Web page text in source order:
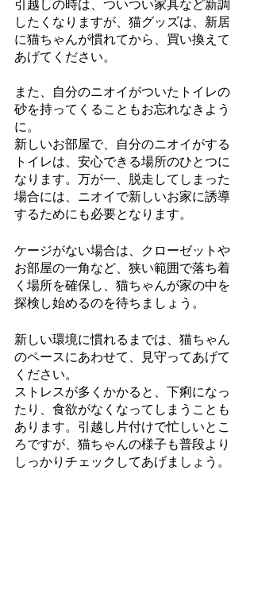
引越しの時は、ついつい家具など新調
したくなりますが、猫グッズは、新居
に猫ちゃんが慣れてから、買い換えて
あげてください。
また、自分のニオイがついたトイレの
砂を持ってくることもお忘れなきよう
に。
新しいお部屋で、自分のニオイがする
トイレは、安心できる場所のひとつに
なります。万が一、脱走してしまった
場合には、ニオイで新しいお家に誘導
するためにも必要となります。
ケージがない場合は、クローゼットや
お部屋の一角など、狭い範囲で落ち着
く場所を確保し、猫ちゃんが家の中を
探検し始めるのを待ちましょう。
新しい環境に慣れるまでは、猫ちゃん
のペースにあわせて、見守ってあげて
ください。
ストレスが多くかかると、下痢になっ
たり、食欲がなくなってしまうことも
あります。引越し片付けで忙しいとこ
ろですが、猫ちゃんの様子も普段より
しっかりチェックしてあげましょう。